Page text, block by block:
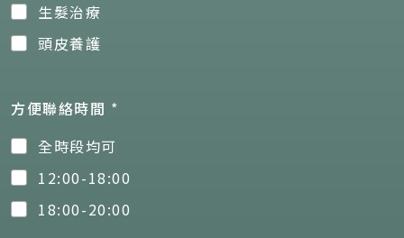
生髮治療
頭皮養護
方便聯絡時間 *
全時段均可
12:00-18:00
18:00-20:00